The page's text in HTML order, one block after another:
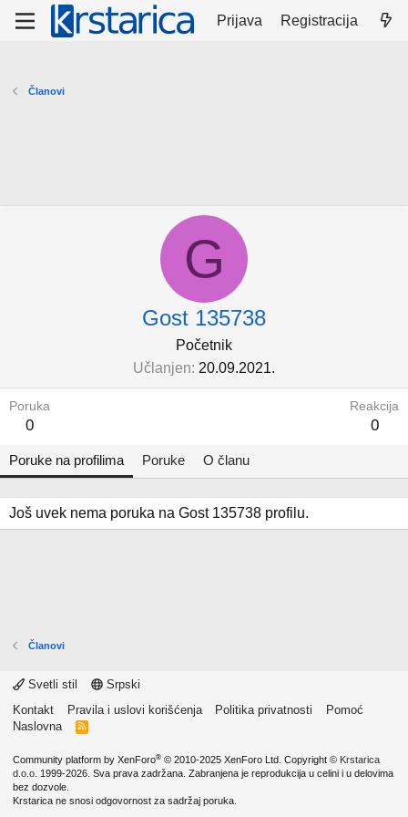
Prijava Registracija
Članovi
G
Gost 135738
Početnik
Učlanjen 20.09.2021.
Poruka
0
Reakcija
0
Poruke na profilima Poruke O članu
Još uvek nema poruka na Gost 135738 profilu.
Članovi
Svetli stil
Srpski
Kontakt
Pravila i uslovi korišćenja Politika privatnosti
Pomoć
Naslovna
R
Community platform by XenForo® © 2010-2025 XenForo Ltd. Copyright © Krstarica
d.o.o. 1999-2026. Sva prava zadržana. Zabranjena je reprodukcija u celini i u delovima
bez dozvole.
Krstarica ne snosi odgovornost za sadržaj poruka.